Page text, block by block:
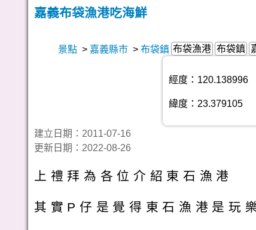
嘉義布袋漁港吃海鮮
景點 > 嘉義縣市 > 布袋鎮 布袋漁港 布袋鎮
經度：120.138996
緯度：23.379105
建立日期：2011-07-16
更新日期：2022-08-26
上禮拜為各位介紹東石漁港
其實P仔是覺得東石漁港是玩